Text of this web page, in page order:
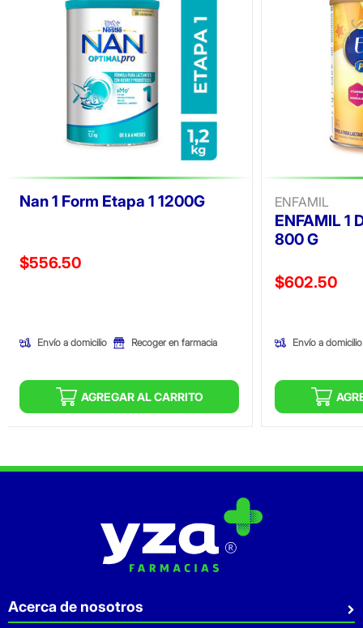
Nan 1 Form Etapa 1 1200G
Precio reducido de
$556.50
Envío a domicilio Recoger en farmacia
AGREGAR AL CARRITO
ENFAMIL
ENFAMIL 1
800 G
Precio
$602.50
Envío a domicilio
Acerca de nosotros